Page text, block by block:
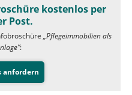
kostenlos per
Post.
„Pflegeimmobilien als
:
anfordern